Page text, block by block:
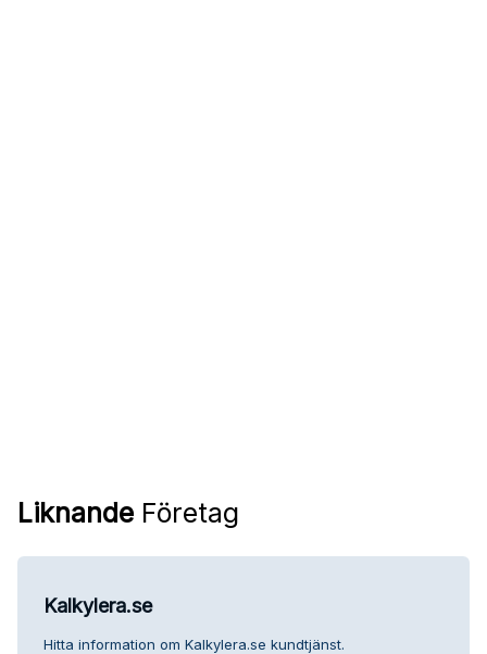
Liknande Företag
Kalkylera.se
Hitta information om Kalkylera.se kundtjänst.